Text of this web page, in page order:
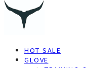
HOT SALE
GLOVE